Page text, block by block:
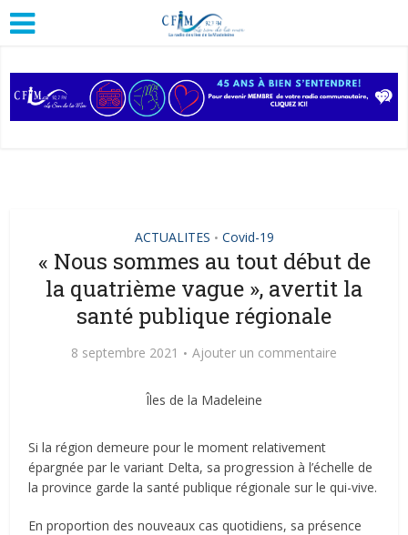
ACTUALITES • Covid-19
« Nous sommes au tout début de
la quatrième vague », avertit la
santé publique régionale
8 septembre 2021 Ajouter un commentaire
Îles de la Madeleine
Si la région demeure pour le moment relativement
épargnée par le variant Delta, sa progression à l’échelle de
la province garde la santé publique régionale sur le qui-vive.
En proportion des nouveaux cas quotidiens, sa présence